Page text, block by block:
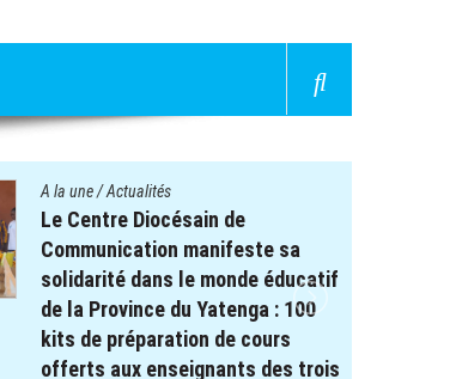
A la une/Actualités
Le projet REPERE soutient le
système éducatif : Remise de
Kits scolaires aux élèves à
besoin spécifique dans les
régions de Koulsé et du Yaadga .
17 novembre 2025 parwebmaster